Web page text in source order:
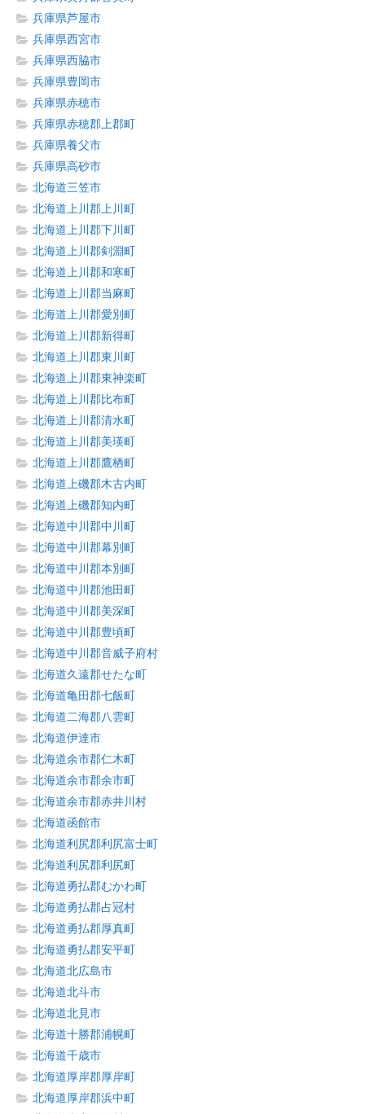
兵庫県芦屋市
兵庫県西宮市
兵庫県西脇市
兵庫県豊岡市
兵庫県赤穂市
兵庫県赤穂郡上郡町
兵庫県養父市
兵庫県高砂市
北海道三笠市
北海道上川郡上川町
北海道上川郡下川町
北海道上川郡剣淵町
北海道上川郡和寒町
北海道上川郡当麻町
北海道上川郡愛別町
北海道上川郡新得町
北海道上川郡東川町
北海道上川郡東神楽町
北海道上川郡比布町
北海道上川郡清水町
北海道上川郡美瑛町
北海道上川郡鷹栖町
北海道上磯郡木古内町
北海道上磯郡知内町
北海道中川郡中川町
北海道中川郡幕別町
北海道中川郡本別町
北海道中川郡池田町
北海道中川郡美深町
北海道中川郡豊頃町
北海道中川郡音威子府村
北海道久遠郡せたな町
北海道亀田郡七飯町
北海道二海郡八雲町
北海道伊達市
北海道余市郡仁木町
北海道余市郡余市町
北海道余市郡赤井川村
北海道函館市
北海道利尻郡利尻富士町
北海道利尻郡利尻町
北海道勇払郡むかわ町
北海道勇払郡占冠村
北海道勇払郡厚真町
北海道勇払郡安平町
北海道北広島市
北海道北斗市
北海道北見市
北海道十勝郡浦幌町
北海道千歳市
北海道厚岸郡厚岸町
北海道厚岸郡浜中町